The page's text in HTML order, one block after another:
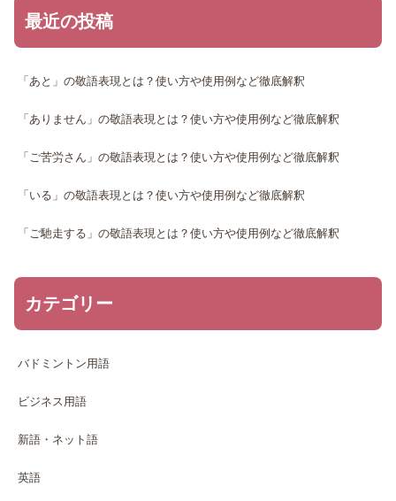
最近の投稿
「あと」の敬語表現とは？使い方や使用例など徹底解釈
「ありません」の敬語表現とは？使い方や使用例など徹底解釈
「ご苦労さん」の敬語表現とは？使い方や使用例など徹底解釈
「いる」の敬語表現とは？使い方や使用例など徹底解釈
「ご馳走する」の敬語表現とは？使い方や使用例など徹底解釈
カテゴリー
バドミントン用語
ビジネス用語
新語・ネット語
英語